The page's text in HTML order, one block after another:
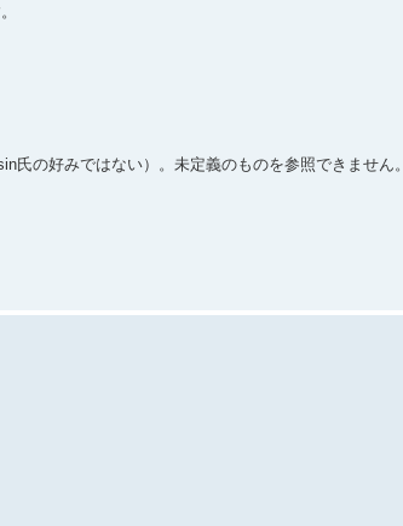
の好みではない）。未定義のものを参照できません。